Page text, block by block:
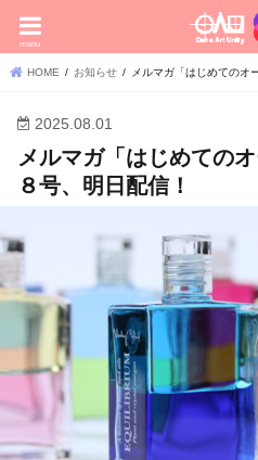
menu
HOME お知らせ メルマガ「はじめてのオ
2025.08.01
メルマガ「はじめての
８号、明日配信！